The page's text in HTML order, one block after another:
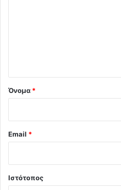
Όνομα *
Email *
Ιστότοπος